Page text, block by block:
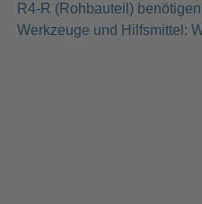
R4-R (Rohbauteil)
Werkzeuge und Hilfsmittel: